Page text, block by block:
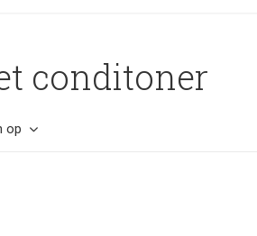
conditoner
op